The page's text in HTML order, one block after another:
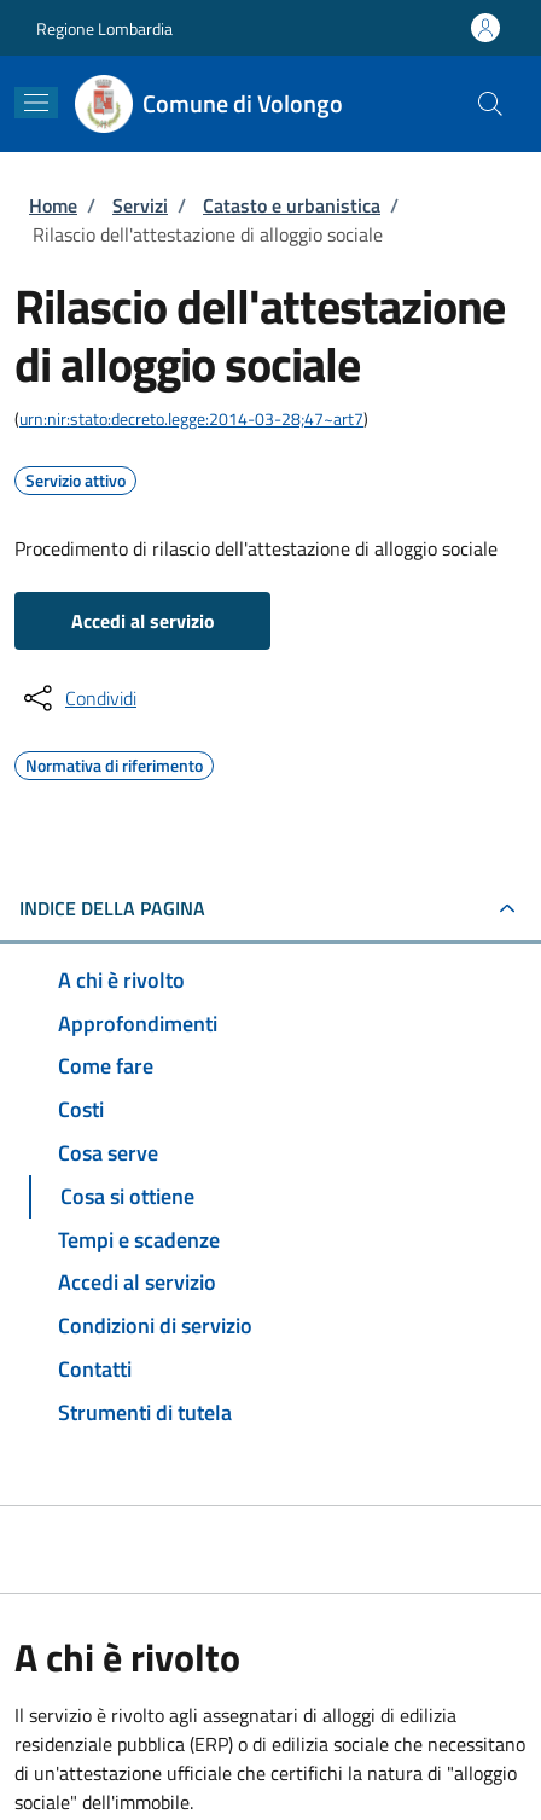
Regione Lombardia
Comune di Volongo
Briciole di pane
Home / Servizi / Catasto e urbanistica /
Rilascio dell'attestazione di alloggio sociale
Rilascio dell'attestazione
di alloggio sociale
(urn:nir:stato:decreto.legge:2014-03-28;47~art7)
Servizio attivo
Procedimento di rilascio dell'attestazione di alloggio sociale
Accedi al servizio
Condividi
Normativa di riferimento
INDICE DELLA PAGINA
A chi è rivolto
Approfondimenti
Come fare
Costi
Cosa serve
Cosa si ottiene
Tempi e scadenze
Accedi al servizio
Condizioni di servizio
Contatti
Strumenti di tutela
A chi è rivolto
Il servizio è rivolto agli assegnatari di alloggi di edilizia
residenziale pubblica (ERP) o di edilizia sociale che necessitano
di un'attestazione ufficiale che certifichi la natura di "alloggio
sociale" dell'immobile.